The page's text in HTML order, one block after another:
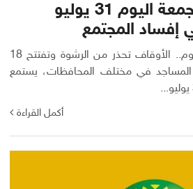
موضوع خطبة الجمعة اليوم 31 يوليو
إفساد المجتمع
موضوع خطبة الجمعة اليوم.. الأوقاف تحذر من الرشوة وتفتتح 18
المساجد في مختلف المحافظات، يستمع
أكمل القراءة